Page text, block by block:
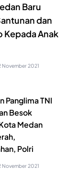
Baru
dan
Kepada Anak
November 2021
Panglima TNI
Besok
Medan
Polri
November 2021